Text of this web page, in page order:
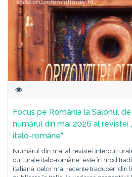
Focus pe România la Salonul
numărul din mai 2026 al revistei
italo-române”
Numărul din mai al revistei
culturale italo-române” este în mod
italiană, celor mai recente traduceri din